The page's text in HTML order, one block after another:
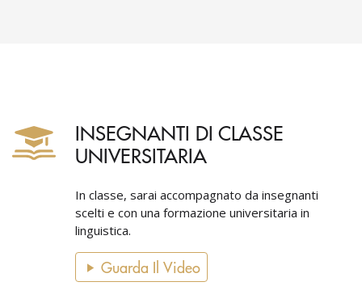
INSEGNANTI DI CLASSE
UNIVERSITARIA
In classe, sarai accompagnato da insegnanti
scelti e con una formazione universitaria in
linguistica.
Guarda Il Video